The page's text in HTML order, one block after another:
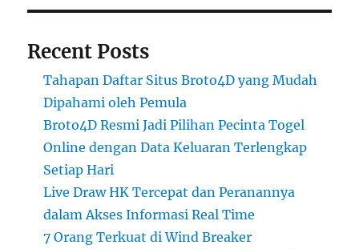
Recent Posts
Tahapan Daftar Situs Broto4D yang Mudah
Dipahami oleh Pemula
Broto4D Resmi Jadi Pilihan Pecinta Togel
Online dengan Data Keluaran Terlengkap
Setiap Hari
Live Draw HK Tercepat dan Peranannya
dalam Akses Informasi Real Time
7 Orang Terkuat di Wind Breaker